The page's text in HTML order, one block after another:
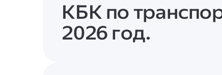
КБК по
2026 год.